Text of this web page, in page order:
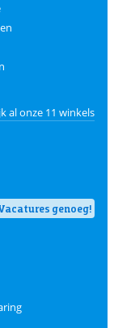
al onze 11 winkels
genoeg!